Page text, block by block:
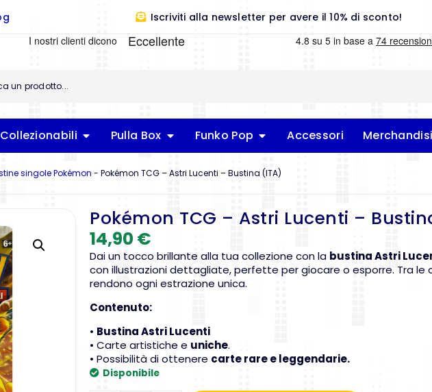
Iscriviti alla newsletter per avere il 10% di sconto!
Pulla Box Funko Pop Accessori
singole Pokémon - Pokémon TCG – Astri Lucenti – Bustina (ITA)
Pokémon TCG – Astri Lucenti –
14,90 €
Dai un tocco brillante alla tua collezione con la bustina Astri
con illustrazioni dettagliate, perfette per giocare o esporre. Tra le
rendono ogni estrazione unica.
Contenuto:
• Bustina Astri Lucenti
• Carte artistiche e uniche.
• Possibilità di ottenere carte rare e leggendarie.
Disponibile